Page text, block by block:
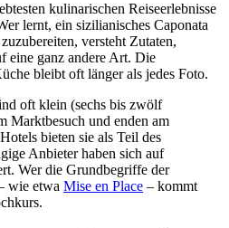
kulinarischen Reiseerlebnisse
lernt, ein sizilianisches Caponata
versteht Zutaten,
eine ganz andere Art. Die
bleibt oft länger als jedes Foto.
oft klein (sechs bis zwölf
Marktbesuch und enden am
bieten sie als Teil des
Anbieter haben sich auf
Wer die Grundbegriffe der
wie etwa Mise en Place – kommt